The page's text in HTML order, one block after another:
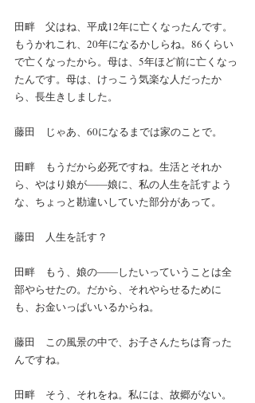
田畔　父はね、平成12年に亡くなったんです。
もうかれこれ、20年になるかしらね。86くらい
で亡くなったから。母は、5年ほど前に亡くなっ
たんです。母は、けっこう気楽な人だったか
ら、長生きしました。
藤田　じゃあ、60になるまでは家のことで。
田畔　もうだから必死ですね。生活とそれか
ら、やはり娘が――娘に、私の人生を託すよう
な、ちょっと勘違いしていた部分があって。
藤田　人生を託す？
田畔　もう、娘の――したいっていうことは全
部やらせたの。だから、それやらせるために
も、お金いっぱいいるからね。
藤田　この風景の中で、お子さんたちは育った
んですね。
田畔　そう、それをね。私には、故郷がない。